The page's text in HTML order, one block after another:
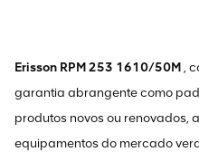
Erisson RPM 253 1610/50M,
garantia abrangente como
produtos novos ou renovados,
equipamentos do mercado